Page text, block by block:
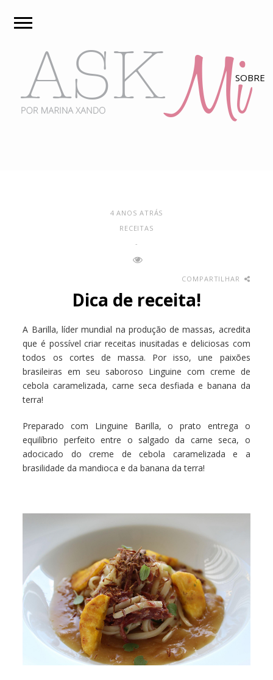
4 ANOS ATRÁS
RECEITAS
-
COMPARTILHAR
Dica de receita!
A Barilla, líder mundial na produção de massas, acredita
que é possível criar receitas inusitadas e deliciosas com
todos os cortes de massa. Por isso, une paixões
brasileiras em seu saboroso Linguine com creme de
cebola caramelizada, carne seca desfiada e banana da
terra!
Preparado com Linguine Barilla, o prato entrega o
equilíbrio perfeito entre o salgado da carne seca, o
adocicado do creme de cebola caramelizada e a
brasilidade da mandioca e da banana da terra!